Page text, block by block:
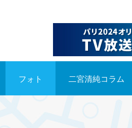
フォト 二宮清純コラム